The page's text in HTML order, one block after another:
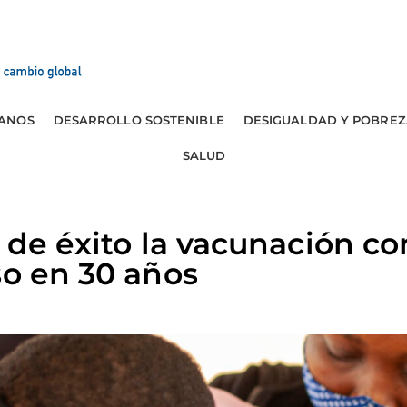
DESARROLLO SOSTENIBLE DESIGUALDAD Y
SALUD
éxito la vacunación
en 30 años